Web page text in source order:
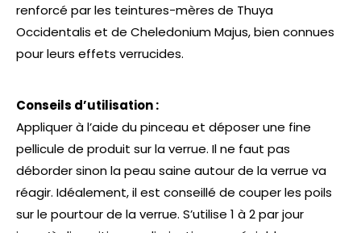
renforcé par les teintures-mères de Thuya
Occidentalis et de Cheledonium Majus, bien connues
pour leurs effets verrucides.
Conseils d’utilisation :
Appliquer à l’aide du pinceau et déposer une fine
pellicule de produit sur la verrue. Il ne faut pas
déborder sinon la peau saine autour de la verrue va
réagir. Idéalement, il est conseillé de couper les poils
sur le pourtour de la verrue. S’utilise 1 à 2 par jour